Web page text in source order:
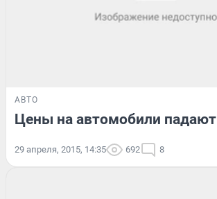
АВТО
Цены на автомобили падают
29 апреля, 2015, 14:35 692 8